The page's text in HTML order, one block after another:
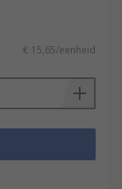
€ 15,65/eenheid